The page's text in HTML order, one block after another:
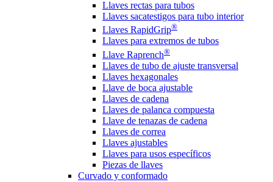
Llaves rectas para tubos
Llaves sacatestigos para tubo interior
Llaves RapidGrip®
Llaves para extremos de tubos
Llave Raprench®
Llaves de tubo de ajuste transversal
Llaves hexagonales
Llave de boca ajustable
Llaves de cadena
Llaves de palanca compuesta
Llave de tenazas de cadena
Llaves de correa
Llaves ajustables
Llaves para usos específicos
Piezas de llaves
Curvado y conformado